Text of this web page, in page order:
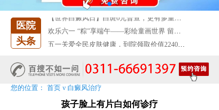
医院
头条
阳春三月·抗白复发——远大白斑抗复发活动开启!
您的位置：首页 ν 白癜风治疗
孩子脸上有片白如何诊疗